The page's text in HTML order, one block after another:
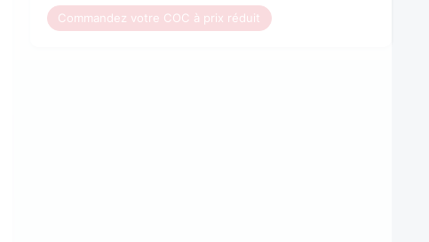
Commandez votre COC à prix réduit